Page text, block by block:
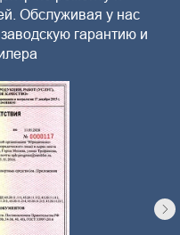
Обслуживая у нас
гарантию и